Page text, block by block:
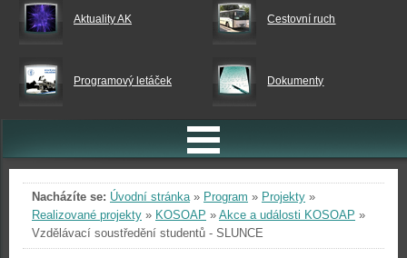
Aktuality AK Cestovní ruch
Programový letáček Dokumenty
Nacházíte se: Úvodní stránka» Program » Projekty »
Realizované projekty » KOSOAP » Akce a události KOSOAP »
Vzdělávací soustředění studentů - SLUNCE